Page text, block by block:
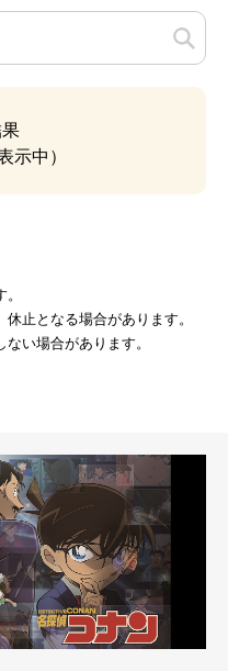
示中）
止となる場合があります。
い場合があります。